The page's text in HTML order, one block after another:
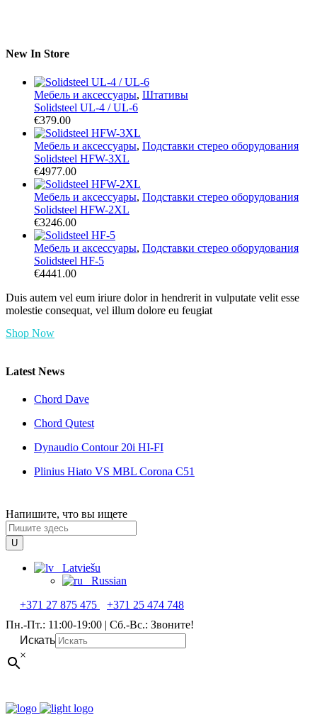
New In Store
Мебель и аксессуары, Штативы
Solidsteel UL-4 / UL-6
€379.00
Мебель и аксессуары, Подставки стерео оборудования
Solidsteel HFW-3XL
€4977.00
Мебель и аксессуары, Подставки стерео оборудования
Solidsteel HFW-2XL
€3246.00
Мебель и аксессуары, Подставки стерео оборудования
Solidsteel HF-5
€4441.00
Duis autem vel eum iriure dolor in hendrerit in vulputate velit esse
molestie consequat, vel illum dolore eu feugiat
Shop Now
Latest News
Chord Dave
Chord Qutest
Dynaudio Contour 20i HI-FI
Plinius Hiato VS MBL Corona C51
Напишите, что вы ищете
Latviešu
Russian
+371 27 875 475
+371 25 474 748
Пн.-Пт.: 11:00-19:00 | Cб.-Вс.: Звоните!
Искать
×